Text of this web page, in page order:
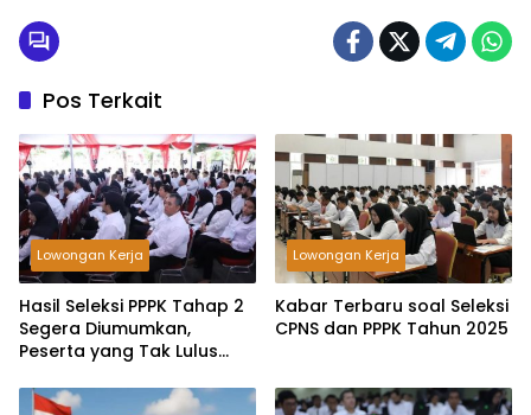
Pos Terkait
Lowongan Kerja
Hasil Seleksi PPPK Tahap 2
Segera Diumumkan,
Peserta yang Tak Lulus
Lewat Jalur Ini
Lowongan Kerja
Kabar Terbaru soal Seleksi
CPNS dan PPPK Tahun 2025